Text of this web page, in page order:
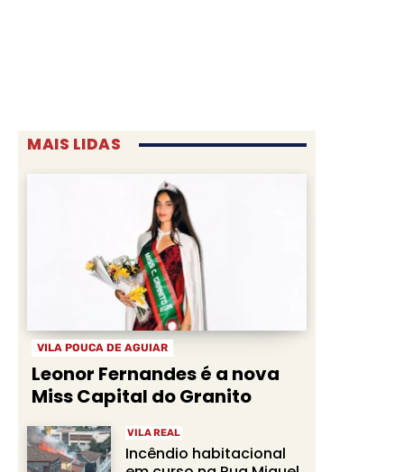
MAIS LIDAS
VILA POUCA DE AGUIAR
Leonor Fernandes é a nova
Miss Capital do Granito
VILA REAL
Incêndio habitacional